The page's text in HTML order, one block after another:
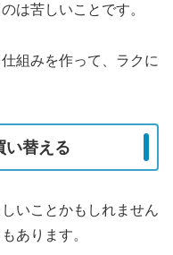
は苦しいことです。
組みを作って、ラクに
い替える
いことかもしれません
あります。